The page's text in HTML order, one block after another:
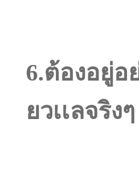
6.ต้องอยู่อ
ยวเเลจริง